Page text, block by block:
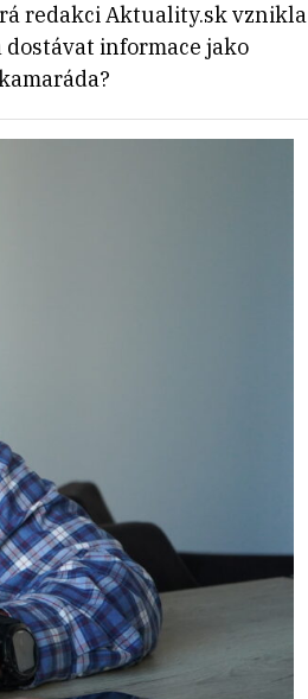
redakci Aktuality.sk vznikla
dostávat informace jako